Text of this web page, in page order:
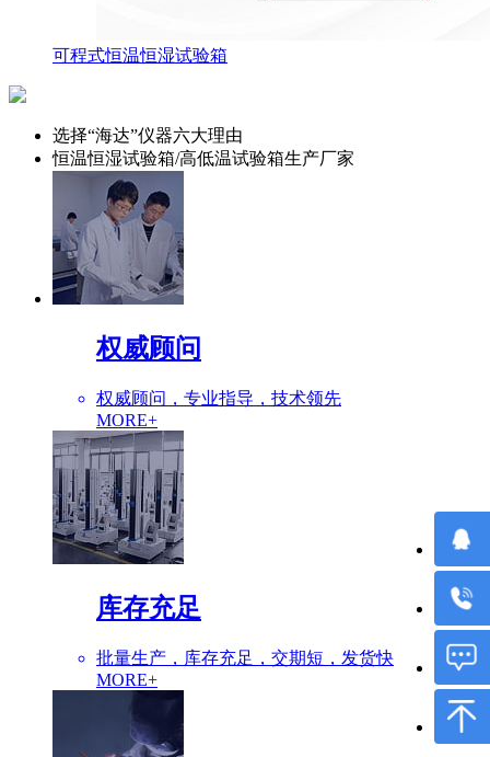
可程式恒温恒湿试验箱
选择“海达”仪器六大理由
恒温恒湿试验箱/高低温试验箱生产厂家
权威顾问
权威顾问，专业指导，技术领先
MORE+
库存充足
批量生产，库存充足，交期短，发货快
MORE+